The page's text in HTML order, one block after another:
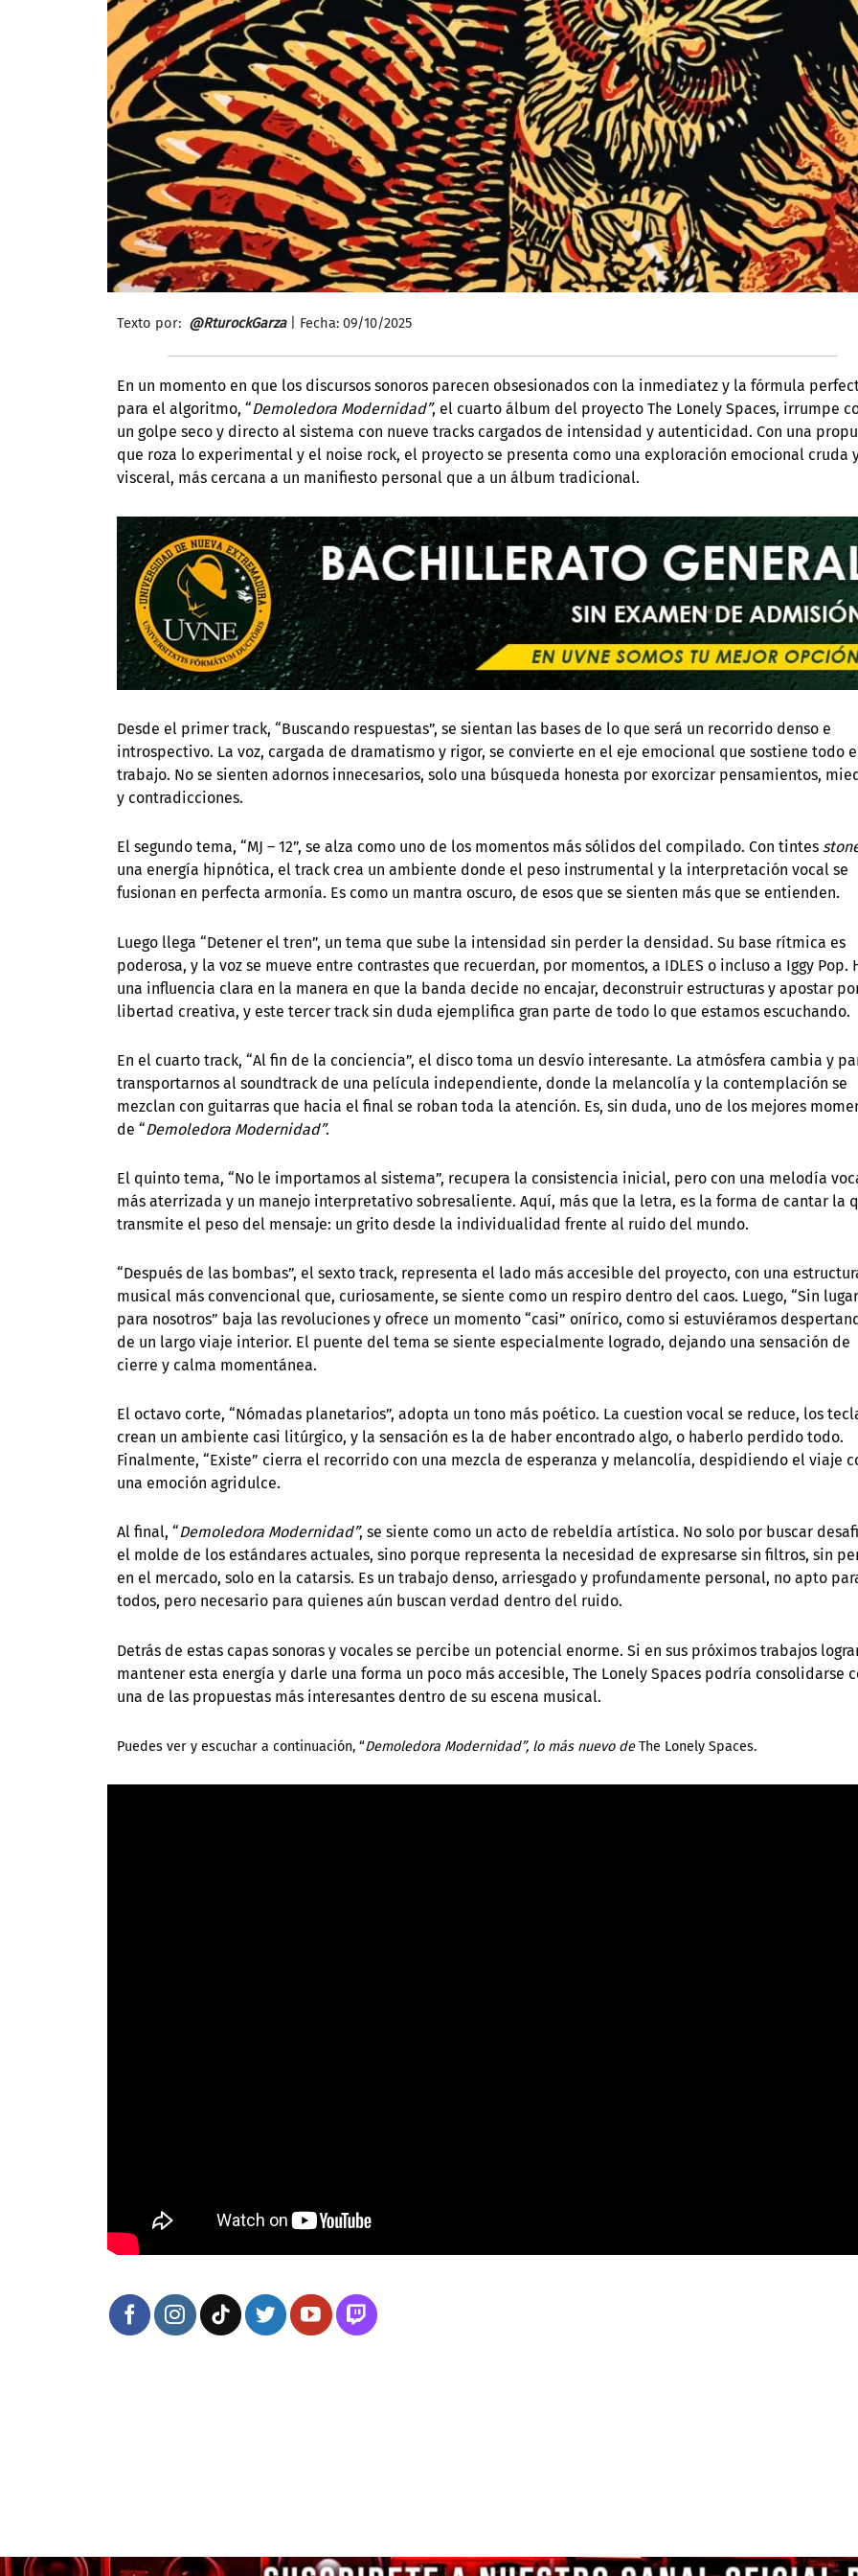
Texto por: @RturockGarza| Fecha: 09/10/2025
En un momento en que los discursos sonoros parecen obsesionados con la inmediatez y la fórmula
para el algoritmo, “Demoledora Modernidad”, el cuarto álbum del proyecto The Lonely Spaces, irrumpe
un golpe seco y directo al sistema con nueve tracks cargados de intensidad y autenticidad. Con una
que roza lo experimental y el noise rock, el proyecto se presenta como una exploración emocional cruda
visceral, más cercana a un manifiesto personal que a un álbum tradicional.
Desde el primer track, “Buscando respuestas”, se sientan las bases de lo que será un recorrido denso e
introspectivo. La voz, cargada de dramatismo y rigor, se convierte en el eje emocional que sostiene todo
trabajo. No se sienten adornos innecesarios, solo una búsqueda honesta por exorcizar pensamientos,
y contradicciones.
El segundo tema, “MJ – 12”, se alza como uno de los momentos más sólidos del compilado. Con tintes
una energía hipnótica, el track crea un ambiente donde el peso instrumental y la interpretación vocal se
fusionan en perfecta armonía. Es como un mantra oscuro, de esos que se sienten más que se entienden.
Luego llega “Detener el tren”, un tema que sube la intensidad sin perder la densidad. Su base rítmica es
poderosa, y la voz se mueve entre contrastes que recuerdan, por momentos, a IDLES o incluso a Iggy Pop.
una influencia clara en la manera en que la banda decide no encajar, deconstruir estructuras y apostar
libertad creativa, y este tercer track sin duda ejemplifica gran parte de todo lo que estamos escuchando.
En el cuarto track, “Al fin de la conciencia”, el disco toma un desvío interesante. La atmósfera cambia y
transportarnos al soundtrack de una película independiente, donde la melancolía y la contemplación se
mezclan con guitarras que hacia el final se roban toda la atención. Es, sin duda, uno de los mejores
de “Demoledora Modernidad”.
El quinto tema, “No le importamos al sistema”, recupera la consistencia inicial, pero con una melodía
más aterrizada y un manejo interpretativo sobresaliente. Aquí, más que la letra, es la forma de cantar la
transmite el peso del mensaje: un grito desde la individualidad frente al ruido del mundo.
“Después de las bombas”, el sexto track, representa el lado más accesible del proyecto, con una
musical más convencional que, curiosamente, se siente como un respiro dentro del caos. Luego, “Sin lugar
para nosotros” baja las revoluciones y ofrece un momento “casi” onírico, como si estuviéramos
de un largo viaje interior. El puente del tema se siente especialmente logrado, dejando una sensación de
cierre y calma momentánea.
El octavo corte, “Nómadas planetarios”, adopta un tono más poético. La cuestion vocal se reduce, los
crean un ambiente casi litúrgico, y la sensación es la de haber encontrado algo, o haberlo perdido todo.
Finalmente, “Existe” cierra el recorrido con una mezcla de esperanza y melancolía, despidiendo el viaje
una emoción agridulce.
Al final, “Demoledora Modernidad”, se siente como un acto de rebeldía artística. No solo por buscar
el molde de los estándares actuales, sino porque representa la necesidad de expresarse sin filtros, sin
en el mercado, solo en la catarsis. Es un trabajo denso, arriesgado y profundamente personal, no apto
todos, pero necesario para quienes aún buscan verdad dentro del ruido.
Detrás de estas capas sonoras y vocales se percibe un potencial enorme. Si en sus próximos trabajos
mantener esta energía y darle una forma un poco más accesible, The Lonely Spaces podría consolidarse
una de las propuestas más interesantes dentro de su escena musical.
Puedes ver y escuchar a continuación, “Demoledora Modernidad”, lo más nuevo deThe Lonely Spaces.